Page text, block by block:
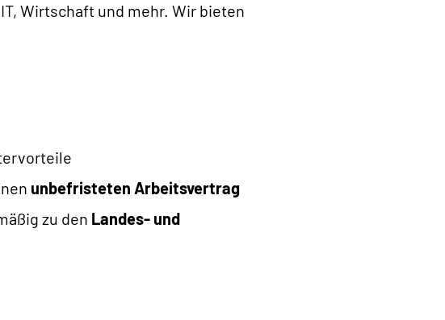
Wirtschaft und mehr. Wir bieten
unbefristeten Arbeitsvertrag
zu den Landes- und